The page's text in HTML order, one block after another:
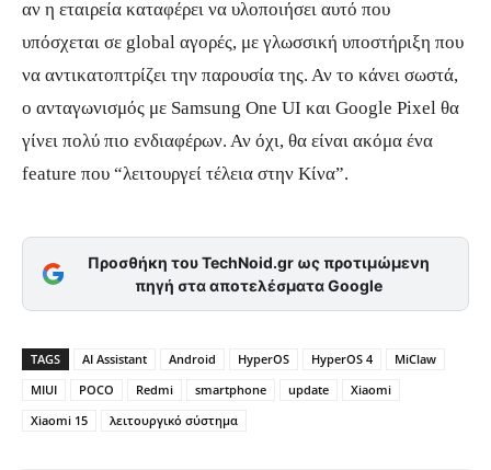
αν η εταιρεία καταφέρει να υλοποιήσει αυτό που
υπόσχεται σε global αγορές, με γλωσσική υποστήριξη που
να αντικατοπτρίζει την παρουσία της. Αν το κάνει σωστά,
ο ανταγωνισμός με Samsung One UI και Google Pixel θα
γίνει πολύ πιο ενδιαφέρων. Αν όχι, θα είναι ακόμα ένα
feature που “λειτουργεί τέλεια στην Κίνα”.
Προσθήκη του TechNoid.gr ως προτιμώμενη
πηγή στα αποτελέσματα Google
TAGS AI Assistant Android HyperOS HyperOS 4
MiClaw
MIUI
POCO Redmi smartphone update
Xiaomi
Xiaomi 15
λειτουργικό σύστημα